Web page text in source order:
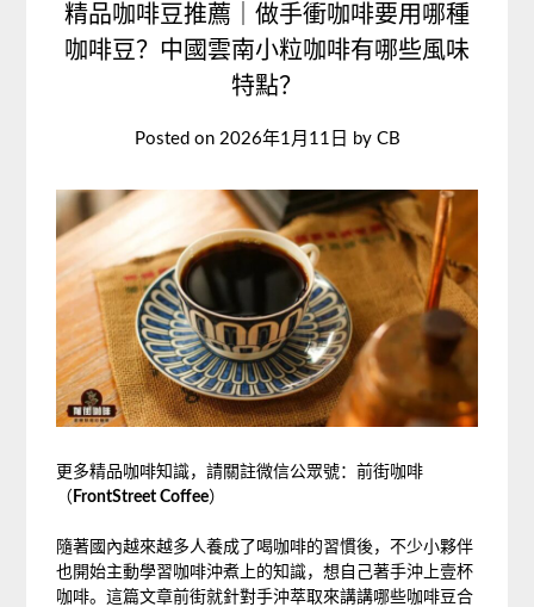
精品咖啡豆推薦｜做手衝咖啡要用哪種
咖啡豆？中國雲南小粒咖啡有哪些風味
特點？
Posted on 2026年1月11日 by CB
更多精品咖啡知識，請關註微信公眾號：前街咖啡
（ FrontStreet Coffee）
隨著國內越來越多人養成了喝咖啡的習慣後，不少小夥伴
也開始主動學習咖啡沖煮上的知識，想自己著手沖上壹杯
咖啡。這篇文章前街就針對手沖萃取來講講哪些咖啡豆合